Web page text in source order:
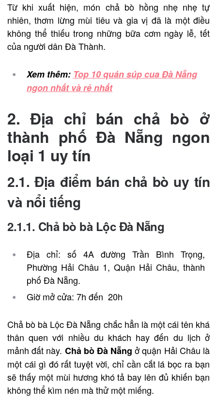
Từ khi xuất hiện, món chả bò hồng nhẹ nhẹ tự
nhiên, thơm lừng mùi tiêu và gia vị đã là một điều
không thể thiếu trong những bữa cơm ngày lễ, tết
của người dân Đà Thành.
Xem thêm: Top 10 quán súp cua Đà Nẵng
ngon nhất và rẻ nhất
2. Địa chỉ bán chả bò ở
thành phố Đà Nẵng ngon
loại 1 uy tín
2.1. Địa điểm bán chả bò uy tín
và nổi tiếng
2.1.1. Chả bò bà Lộc Đà Nẵng
Địa chỉ: số 4A đường Trần Bình Trọng,
Phường Hải Châu 1, Quận Hải Châu, thành
phố Đà Nẵng.
Giờ mở cửa: 7h đến 20h
Chả bò bà Lộc Đà Nẵng chắc hẳn là một cái tên khá
thân quen với nhiều du khách hay đến du lịch ở
mảnh đất này. Chả bò Đà Nẵng ở quận Hải Châu là
một cái gì đó rất tuyệt vời, chỉ cần cắt lá bọc ra bạn
sẽ thấy một mùi hương khó tả bay lên đủ khiến bạn
không thể kìm nén mà thử một miếng.